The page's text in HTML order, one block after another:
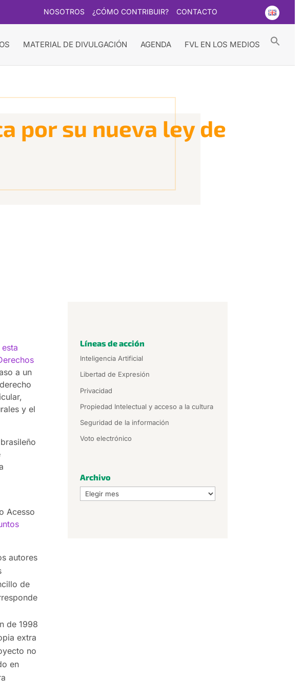
NOSOTROS ¿CÓMO CONTRIBUIR? CONTACTO
MATERIAL DE DIVULGACIÓN AGENDA FVL EN LOS MEDIOS
por su nueva ley de
a un
y el
Acesso
autores
de
de 1998
extra
no
en
Líneas de acción
Inteligencia Artificial
Libertad de Expresión
Privacidad
Propiedad Intelectual y acceso a la cultura
Seguridad de la información
Voto electrónico
Archivo
Archivo